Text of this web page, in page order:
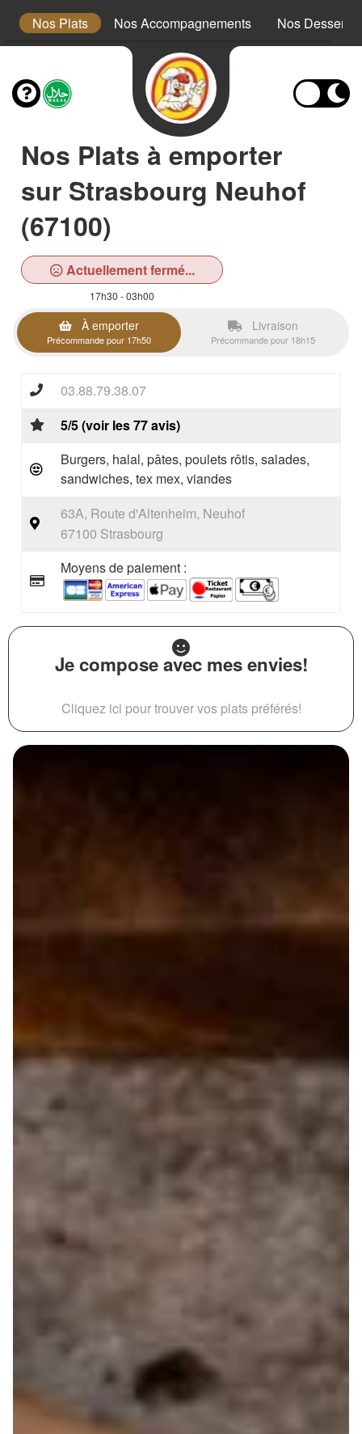
Nos Plats Nos Accompagnements Nos Desserts
Nos Plats à emporter
sur Strasbourg Neuhof
(67100)
Actuellement fermé...
17h30 - 03h00
À emporter
Précommande pour 17h50
Livraison
Précommande pour 18h15
03.88.79.38.07
5/5 (voir les 77 avis)
Burgers, halal, pâtes, poulets rôtis, salades,
sandwiches, tex mex, viandes
63A, Route d'Altenheim, Neuhof
67100 Strasbourg
Moyens de paiement :
Je compose avec mes envies!
Cliquez ici pour trouver vos plats préférés!